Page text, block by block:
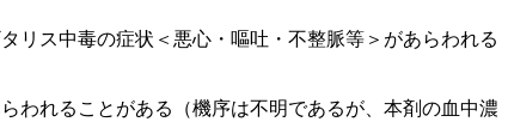
リス中毒の症状＜悪心・嘔吐・不整脈等＞があらわれる
われることがある（機序は不明であるが、本剤の血中濃